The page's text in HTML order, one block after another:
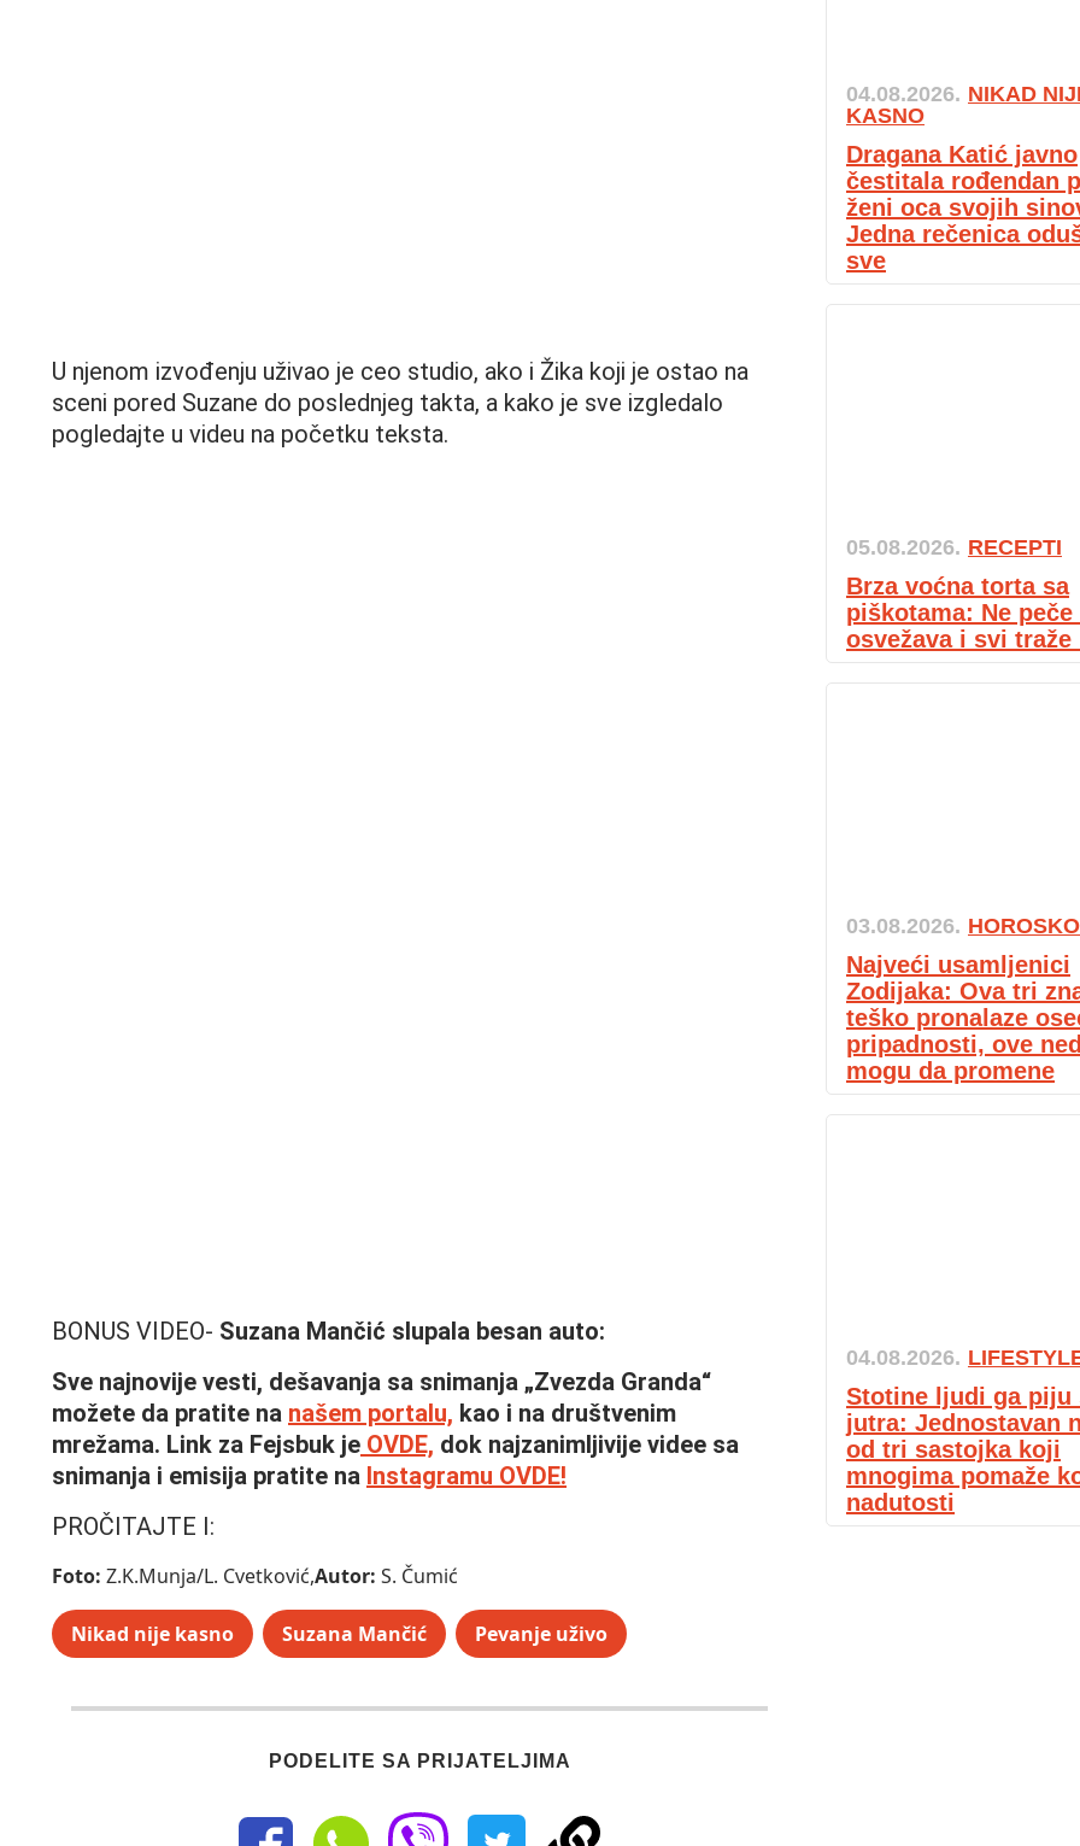
U njenom izvođenju uživao je ceo studio, ako i Žika koji je ostao na
sceni pored Suzane do poslednjeg takta, a kako je sve izgledalo
pogledajte u videu na početku teksta.
BONUS VIDEO- Suzana Mančić slupala besan auto:
Sve najnovije vesti, dešavanja sa snimanja „Zvezda Granda“
možete da pratite na našem portalu, kao i na društvenim
mrežama. Link za Fejsbuk je OVDE, dok najzanimljivije videe sa
snimanja i emisija pratite na Instagramu OVDE!
PROČITAJTE I:
Foto: Z.K.Munja/L. Cvetković,Autor: S. Čumić
Nikad nije kasno Suzana Mančić Pevanje uživo
PODELITE SA PRIJATELJIMA
04.08.2026. NIKAD
KASNO
Dragana Katić javno
čestitala rođendan
ženi oca svojih
Jedna rečenica
sve
05.08.2026. RECEPTI
Brza voćna torta sa
piškotama: Ne peče
osvežava i svi traže
03.08.2026.
Najveći usamljenici
Zodijaka: Ova tri
teško pronalaze
pripadnosti, ove
mogu da promene
04.08.2026.
Stotine ljudi ga piju
jutra: Jednostavan
od tri sastojka koji
mnogima pomaže
nadutosti